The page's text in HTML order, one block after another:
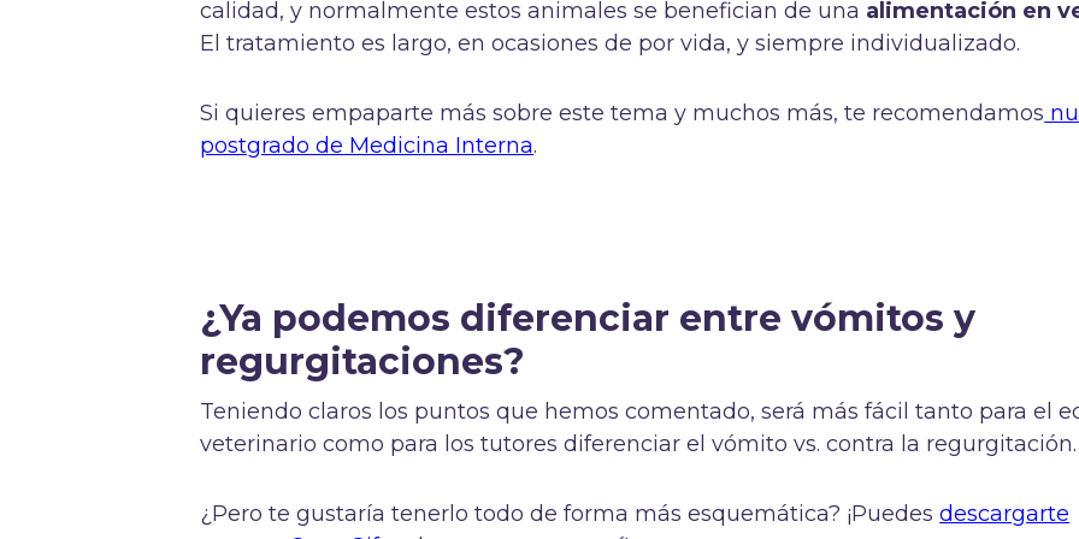
calidad, y normalmente estos animales se benefician de una alimentación en
El tratamiento es largo, en ocasiones de por vida, y siempre individualizado.
Si quieres empaparte más sobre este tema y muchos más, te recomendamos
postgrado de Medicina Interna.
¿Ya podemos diferenciar entre vómitos y
regurgitaciones?
Teniendo claros los puntos que hemos comentado, será más fácil tanto para el
veterinario como para los tutores diferenciar el vómito vs. contra la regurgitación.
¿Pero te gustaría tenerlo todo de forma más esquemática? ¡Puedesdescargarte